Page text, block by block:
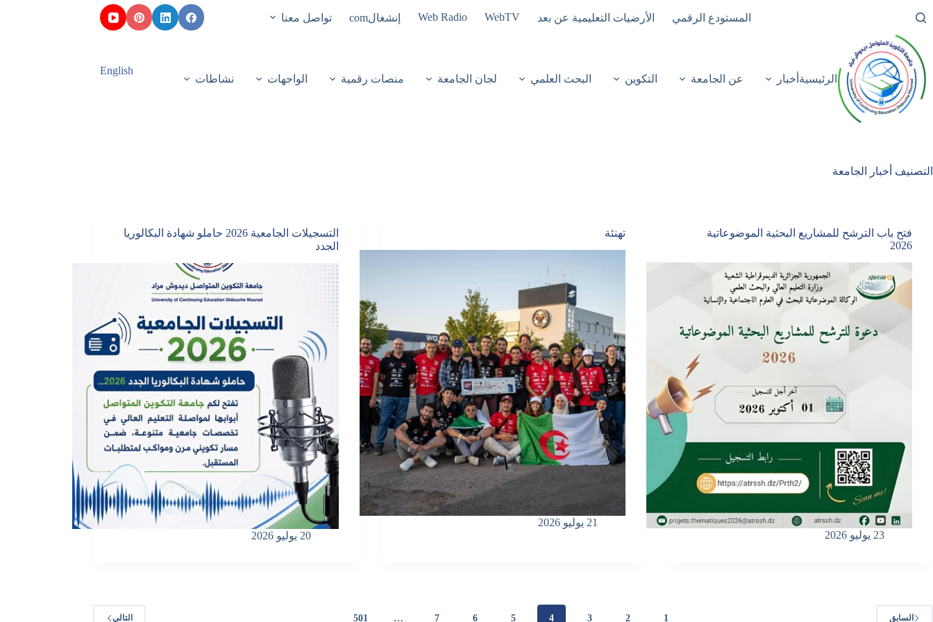
إلى
المحتوى
المستودع الرقمي الأرضيات التعليمية عن بعد WebTV
Web Radio إنشغالcom تواصل معنا
الرئيسية أخبار عن الجامعة التكوين البحث العلمي لجان الجامعة منصات رقمية الواجهات نشاطات
English
التصنيف أخبار الجامعة
فتح باب الترشح للمشاريع البحثية الموضوعاتية
2026
23 يوليو 2026
تهنئة
21 يوليو 2026
التسجيلات الجامعية 2026 حاملو شهادة البكالوريا
الجدد
20 يوليو 2026
السابق 1
2
3
4
5
6
7
…
501 التالي